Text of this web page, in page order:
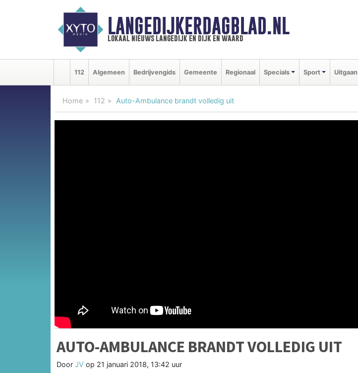
LANGEDIJKERDAGBLAD.NL
lokaal nieuws langedijk en dijk en waard
112 Algemeen Bedrijvengids Gemeente Regionaal Specials Sport Uitgaan
Home 112 Auto-Ambulance brandt volledig uit
AUTO-AMBULANCE BRANDT VOLLEDIG UIT
Door JV op 21 januari 2018, 13:42 uur